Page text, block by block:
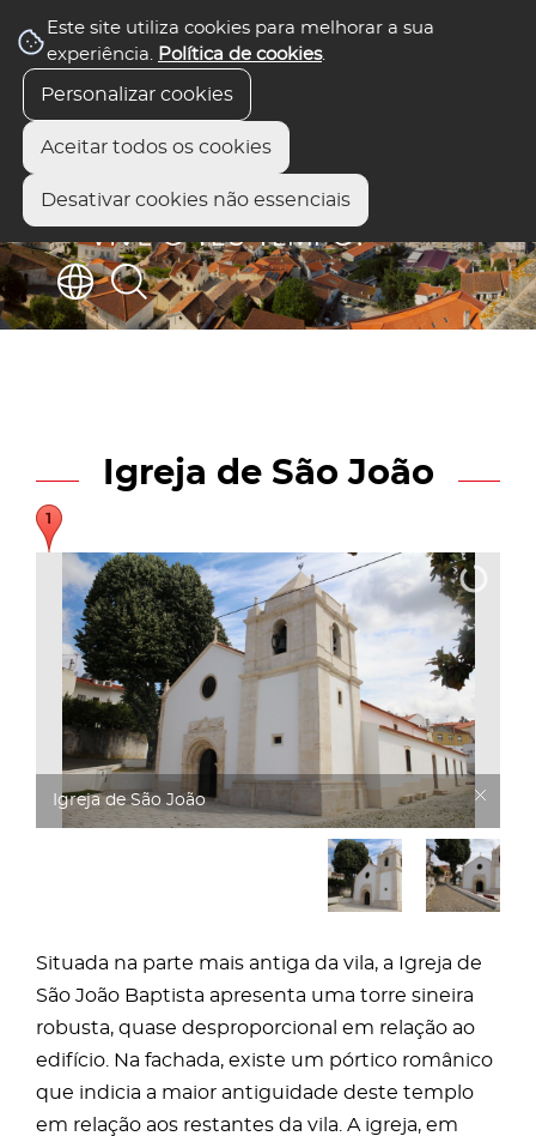
Este site utiliza cookies para melhorar a sua
experiência. Política de cookies.
Personalizar cookies
Aceitar todos os cookies
Desativar cookies não essenciais
Igreja de São João
Igreja de São João
Situada na parte mais antiga da vila, a Igreja de
São João Baptista apresenta uma torre sineira
robusta, quase desproporcional em relação ao
edifício. Na fachada, existe um pórtico românico
que indicia a maior antiguidade deste templo
em relação aos restantes da vila. A igreja, em